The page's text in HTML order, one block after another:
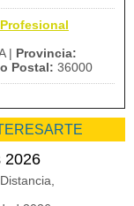
| Provincia:
Postal: 36000
2026